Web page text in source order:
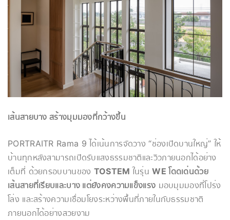
เส้นสายบาง สร้างมุมมองที่กว้างขึ้น
PORTRAITR Rama 9 ได้เน้นการจัดวาง “ช่องเปิดบานใหญ่” ให้
บ้านทุกหลังสามารถเปิดรับแสงธรรมชาติและวิวภายนอกได้อย่าง
เต็มที่ ด้วยกรอบบานของ TOSTEM ในรุ่นWE โดดเด่นด้วย
เส้นสายที่เรียบและบาง แต่ยังคงความแข็งแรง มอบมุมมองที่โปร่ง
โล่ง และสร้างความเชื่อมโยงระหว่างพื้นที่ภายในกับธรรมชาติ
ภายนอกได้อย่างสวยงาม